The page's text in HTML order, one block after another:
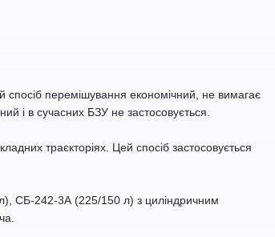
спосіб перемішування економічний, не вимагає
і в сучасних БЗУ не застосовується.
траєкторіях. Цей спосіб застосовується
СБ-242-3А (225/150 л) з циліндричним